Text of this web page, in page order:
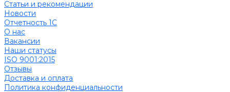
Cтатьи и рекомендации
Новости
Отчетность 1С
О нас
Вакансии
Наши статусы
ISO 9001:2015
Отзывы
Доставка и оплата
Политика конфиденциальности